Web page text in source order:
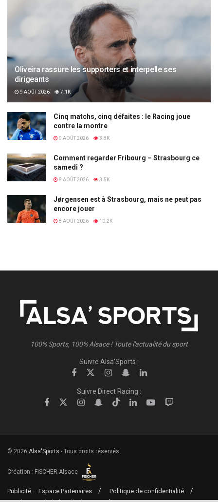
Oliveira rassure les supporters et interpelle ses
dirigeants
9 AOÛT 2026 7.1K
Cinq matchs, cinq défaites : le Racing joue
contre la montre
9 AOÛT 2026 3.8K
Comment regarder Fribourg – Strasbourg ce
samedi ?
8 AOÛT 2026 3.5K
Jørgensen est à Strasbourg, mais ne peut pas
encore jouer
8 AOÛT 2026 10.2K
100% Sports, 100% Alsace ! Toute l'actualité du sport
Suivre Alsa'Sports :
Suivre Direct Racing :
© 2026 Alsa'Sports - Tous droits réservés
Création : FISCHER.Alsace
Publicité – Espace Partenaires
Politique de confidentialité